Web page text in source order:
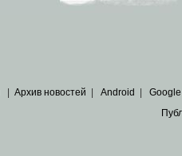
Архив новостей Android Google